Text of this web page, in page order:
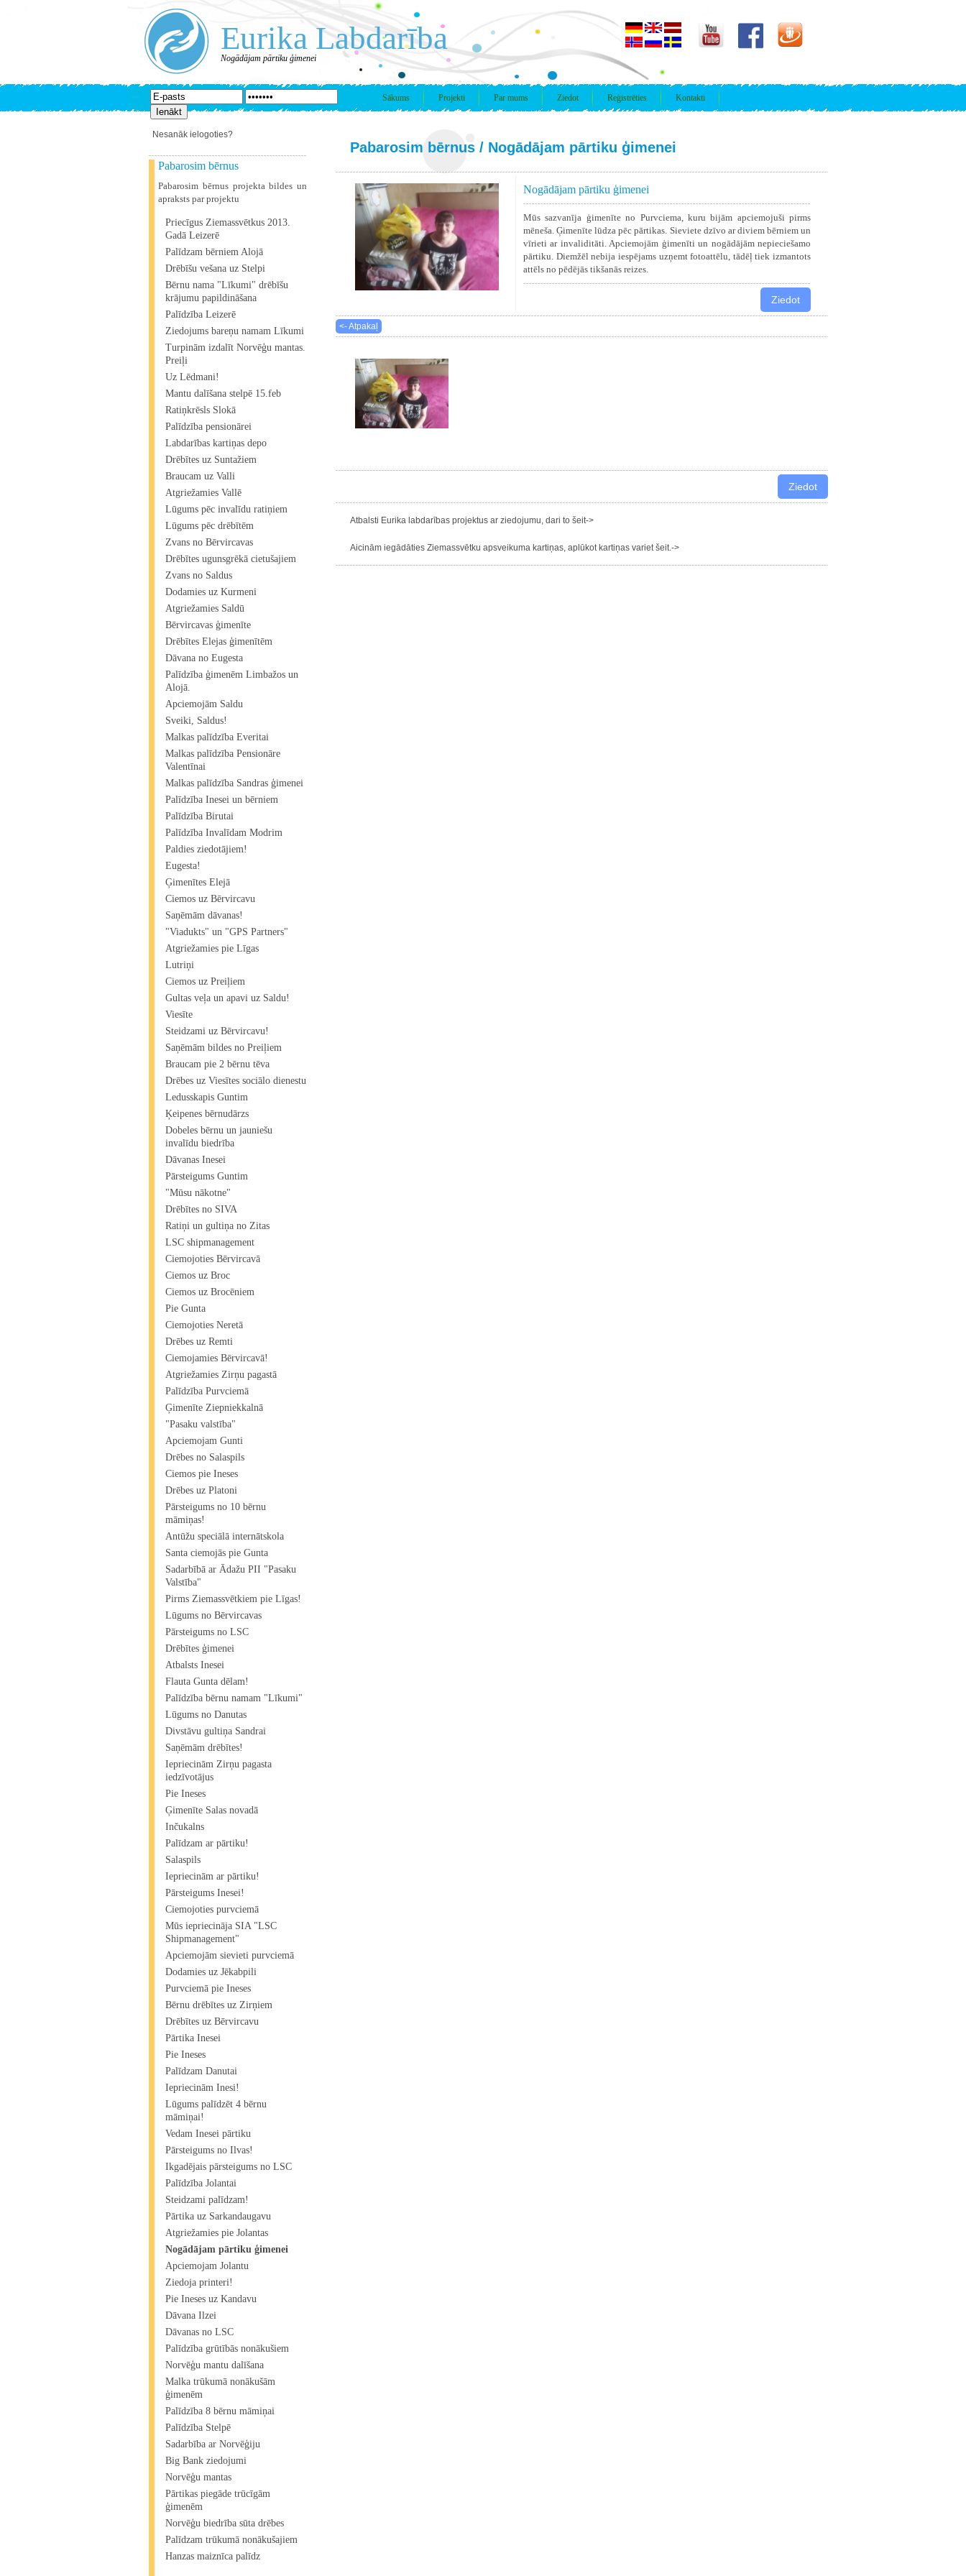
Eurika Labdarība
Nogādājam pārtiku ģimenei
Sākums Projekti Par mums Ziedot Reģistrēties Kontakti
Nesanāk ielogoties?
Pabarosim bērnus
Pabarosim bērnus projekta bildes un
apraksts par projektu
Priecīgus Ziemassvētkus 2013.
Gadā Leizerē
Palīdzam bērniem Alojā
Drēbīšu vešana uz Stelpi
Bērnu nama "Līkumi" drēbīšu
krājumu papildināšana
Palīdzība Leizerē
Ziedojums bareņu namam Līkumi
Turpinām izdalīt Norvēģu mantas.
Preiļi
Uz Lēdmani!
Mantu dalīšana stelpē 15.feb
Ratiņkrēsls Slokā
Palīdzība pensionārei
Labdarības kartiņas depo
Drēbītes uz Suntažiem
Braucam uz Valli
Atgriežamies Vallē
Lūgums pēc invalīdu ratiņiem
Lūgums pēc drēbītēm
Zvans no Bērvircavas
Drēbītes ugunsgrēkā cietušajiem
Zvans no Saldus
Dodamies uz Kurmeni
Atgriežamies Saldū
Bērvircavas ģimenīte
Drēbītes Elejas ģimenītēm
Dāvana no Eugesta
Palīdzība ģimenēm Limbažos un
Alojā.
Apciemojām Saldu
Sveiki, Saldus!
Malkas palīdzība Everitai
Malkas palīdzība Pensionāre
Valentīnai
Malkas palīdzība Sandras ģimenei
Palīdzība Inesei un bērniem
Palīdzība Birutai
Palīdzība Invalīdam Modrim
Paldies ziedotājiem!
Eugesta!
Ģimenītes Elejā
Ciemos uz Bērvircavu
Saņēmām dāvanas!
"Viadukts" un "GPS Partners"
Atgriežamies pie Līgas
Lutriņi
Ciemos uz Preiļiem
Gultas veļa un apavi uz Saldu!
Viesīte
Steidzami uz Bērvircavu!
Saņēmām bildes no Preiļiem
Braucam pie 2 bērnu tēva
Drēbes uz Viesītes sociālo dienestu
Ledusskapis Guntim
Ķeipenes bērnudārzs
Dobeles bērnu un jauniešu
invalīdu biedrība
Dāvanas Inesei
Pārsteigums Guntim
"Mūsu nākotne"
Drēbītes no SIVA
Ratiņi un gultiņa no Zitas
LSC shipmanagement
Ciemojoties Bērvircavā
Ciemos uz Broc
Ciemos uz Brocēniem
Pie Gunta
Ciemojoties Neretā
Drēbes uz Remti
Ciemojamies Bērvircavā!
Atgriežamies Zirņu pagastā
Palīdzība Purvciemā
Ģimenīte Ziepniekkalnā
"Pasaku valstība"
Apciemojam Gunti
Drēbes no Salaspils
Ciemos pie Ineses
Drēbes uz Platoni
Pārsteigums no 10 bērnu
māmiņas!
Antūžu speciālā internātskola
Santa ciemojās pie Gunta
Sadarbībā ar Ādažu PII "Pasaku
Valstība"
Pirms Ziemassvētkiem pie Līgas!
Lūgums no Bērvircavas
Pārsteigums no LSC
Drēbītes ģimenei
Atbalsts Inesei
Flauta Gunta dēlam!
Palīdzība bērnu namam "Līkumi"
Lūgums no Danutas
Divstāvu gultiņa Sandrai
Saņēmām drēbītes!
Iepriecinām Zirņu pagasta
iedzīvotājus
Pie Ineses
Ģimenīte Salas novadā
Inčukalns
Palīdzam ar pārtiku!
Salaspils
Iepriecinām ar pārtiku!
Pārsteigums Inesei!
Ciemojoties purvciemā
Mūs iepriecināja SIA "LSC
Shipmanagement"​
Apciemojām sievieti purvciemā
Dodamies uz Jēkabpili
Purvciemā pie Ineses
Bērnu drēbītes uz Zirņiem
Drēbītes uz Bērvircavu
Pārtika Inesei
Pie Ineses
Palīdzam Danutai
Iepriecinām Inesi!
Lūgums palīdzēt 4 bērnu
māmiņai!
Vedam Inesei pārtiku
Pārsteigums no Ilvas!
Ikgadējais pārsteigums no LSC
Palīdzība Jolantai
Steidzami palīdzam!
Pārtika uz Sarkandaugavu
Atgriežamies pie Jolantas
Nogādājam pārtiku ģimenei
Apciemojam Jolantu
Ziedoja printeri!
Pie Ineses uz Kandavu
Dāvana Ilzei
Dāvanas no LSC
Palīdzība grūtībās nonākušiem
Norvēģu mantu dalīšana
Malka trūkumā nonākušām
ģimenēm
Palīdzība 8 bērnu māmiņai
Palīdzība Stelpē
Sadarbība ar Norvēģiju
Big Bank ziedojumi
Norvēģu mantas
Pārtikas piegāde trūcīgām
ģimenēm
Norvēģu biedrība sūta drēbes
Palīdzam trūkumā nonākušajiem
Hanzas maiznīca palīdz
Pabarosim bērnus / Nogādājam pārtiku ģimenei
Nogādājam pārtiku ģimenei
Mūs sazvanīja ģimenīte no Purvciema, kuru bijām apciemojuši pirms
mēneša. Ģimenīte lūdza pēc pārtikas. Sieviete dzīvo ar diviem bērniem un
vīrieti ar invaliditāti. Apciemojām ģimenīti un nogādājām nepieciešamo
pārtiku. Diemžēl nebija iespējams uzņemt fotoattēlu, tādēļ tiek izmantots
attēls no pēdējās tikšanās reizes.
<- Atpakaļ
Atbalsti Eurika labdarības projektus ar ziedojumu, dari to šeit->
Aicinām iegādāties Ziemassvētku apsveikuma kartiņas, aplūkot kartiņas variet šeit.->